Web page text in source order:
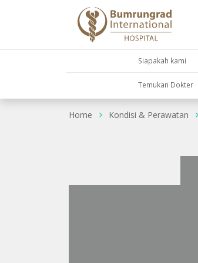
Siapakah kami
Temukan Dokter
Home Kondisi & Perawatan